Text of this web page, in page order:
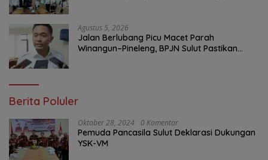
Agustus 5, 2026
Jalan Berlubang Picu Macet Parah
Winangun–Pineleng, BPJN Sulut Pastikan
Berita Poluler
Oktober 28, 2024 0 Komentar
Pemuda Pancasila Sulut Deklarasi Dukungan
YSK-VM